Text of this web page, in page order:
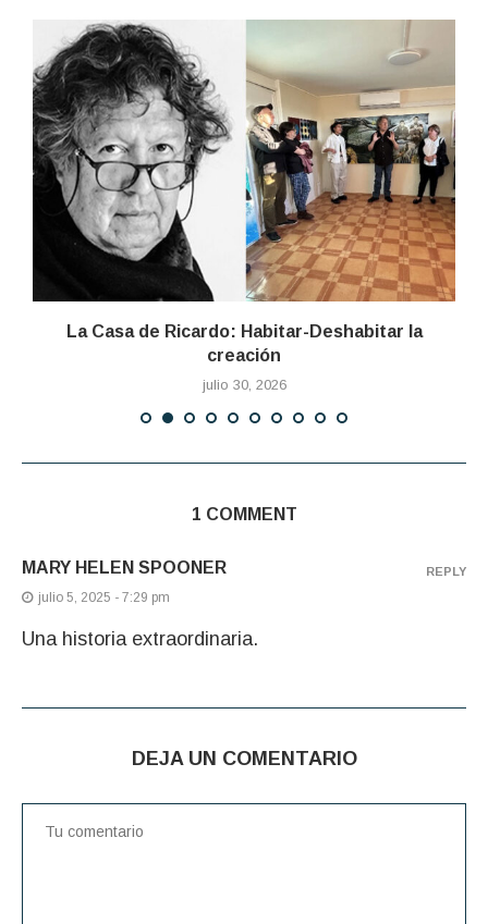
La Casa de Ricardo: Habitar-Deshabitar la
creación
julio 30, 2026
1 COMMENT
MARY HELEN SPOONER
julio 5, 2025 - 7:29 pm
Una historia extraordinaria.
REPLY
DEJA UN COMENTARIO